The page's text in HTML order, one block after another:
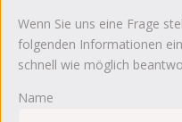
Wenn Sie uns eine Frage
folgenden Informationen
schnell wie möglich
Name